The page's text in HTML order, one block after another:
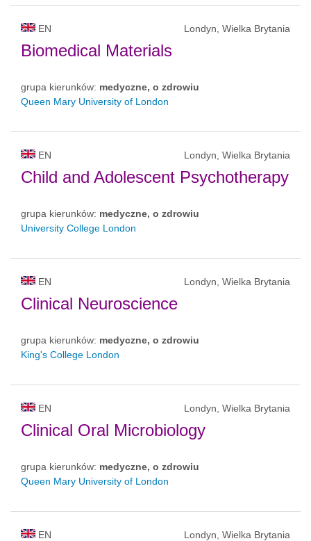
EN Londyn, Wielka Brytania
Biomedical Materials
grupa kierunków: medyczne, o zdrowiu
Queen Mary University of London
EN Londyn, Wielka Brytania
Child and Adolescent Psychotherapy
grupa kierunków: medyczne, o zdrowiu
University College London
EN Londyn, Wielka Brytania
Clinical Neuroscience
grupa kierunków: medyczne, o zdrowiu
King's College London
EN Londyn, Wielka Brytania
Clinical Oral Microbiology
grupa kierunków: medyczne, o zdrowiu
Queen Mary University of London
EN Londyn, Wielka Brytania